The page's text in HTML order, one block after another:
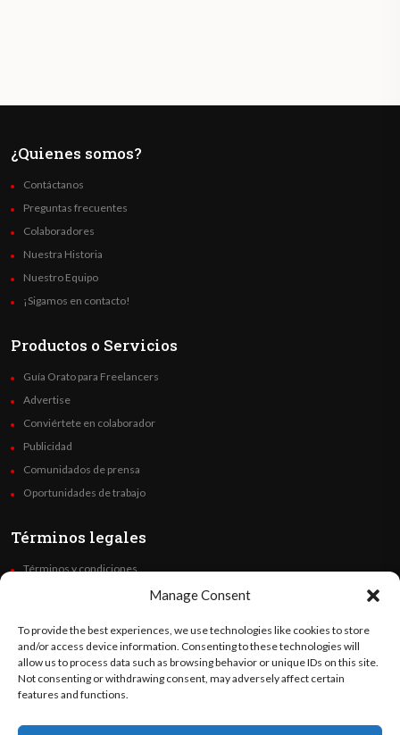
Manage Consent
To provide the best experiences, we use technologies like cookies to store
and/or access device information. Consenting to these technologies will
allow us to process data such as browsing behavior or unique IDs on this site.
Not consenting or withdrawing consent, may adversely affect certain
features and functions.
¿Quienes somos?
Contáctanos
Preguntas frecuentes
Colaboradores
Nuestra Historia
Nuestro Equipo
¡Sigamos en contacto!
Productos o Servicios
Guía Orato para Freelancers
Advertise
Conviértete en colaborador
Publicidad
Comunidados de prensa
Oportunidades de trabajo
Términos legales
Términos y condiciones
Code of Ethics
Síguenos